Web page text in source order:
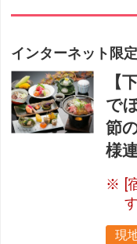
インターネット限定
【
で
節
様
[
現